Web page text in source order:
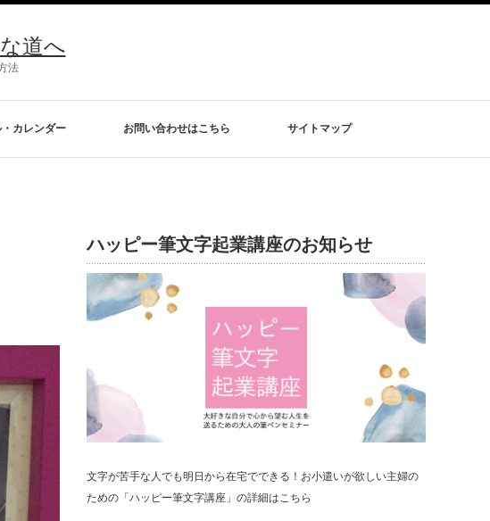
道へ
法
カレンダー お問い合わせはこちら サイトマップ
ハッピー筆文字起業講座のお知らせ
文字が苦手な人でも明日から在宅でできる！お小遣いが欲しい主婦の
ための「ハッピー筆文字講座」の詳細はこちら